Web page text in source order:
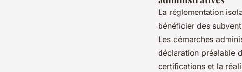
La réglementation
bénéficier des
Les démarches
déclaration préalable
certifications et la